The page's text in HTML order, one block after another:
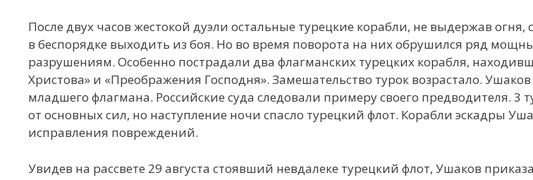
После двух часов жестокой дуэли остальные турецкие корабли, не выдержав огня,
в беспорядке выходить из боя. Но во время поворота на них обрушился ряд
разрушениям. Особенно пострадали два флагманских турецких корабля,
Христова» и «Преображения Господня». Замешательство турок возрастало.
младшего флагмана. Российские суда следовали примеру своего предводителя. 3
от основных сил, но наступление ночи спасло турецкий флот. Корабли эскадры
исправления повреждений.
Увидев на рассвете 29 августа стоявший невдалеке турецкий флот, Ушаков